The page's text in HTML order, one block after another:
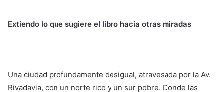
Extiendo lo que sugiere el libro hacia otras miradas
Una ciudad profundamente desigual, atravesada por la Av.
Rivadavia, con un norte rico y un sur pobre. Donde las